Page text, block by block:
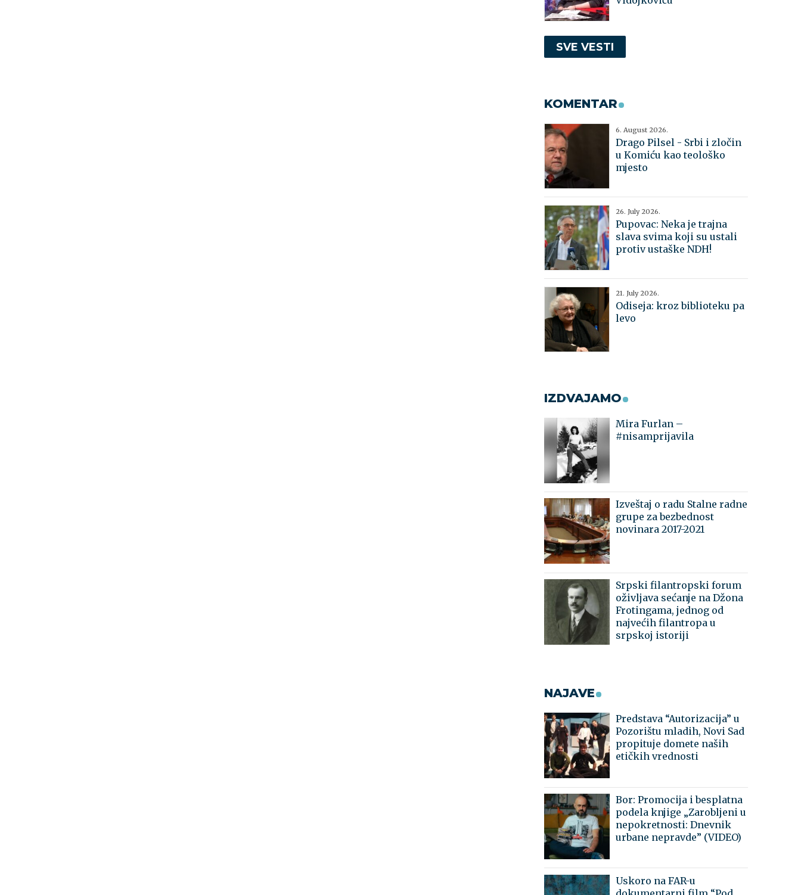
SVE VESTI
KOMENTAR
6. August 2026.
Drago Pilsel - Srbi i zločin
u Komiću kao teološko
mjesto
26. July 2026.
Pupovac: Neka je trajna
slava svima koji su ustali
protiv ustaške NDH!
21. July 2026.
Odiseja: kroz biblioteku pa
levo
IZDVAJAMO
Mira Furlan –
#nisamprijavila
Izveštaj o radu Stalne radne
grupe za bezbednost
novinara 2017-2021
Srpski filantropski forum
oživljava sećanje na Džona
Frotingama, jednog od
najvećih filantropa u
srpskoj istoriji
NAJAVE
Predstava “Autorizacija” u
Pozorištu mladih, Novi Sad
propituje domete naših
etičkih vrednosti
Bor: Promocija i besplatna
podela knjige „Zarobljeni u
nepokretnosti: Dnevnik
urbane nepravde” (VIDEO)
Uskoro na FAR-u